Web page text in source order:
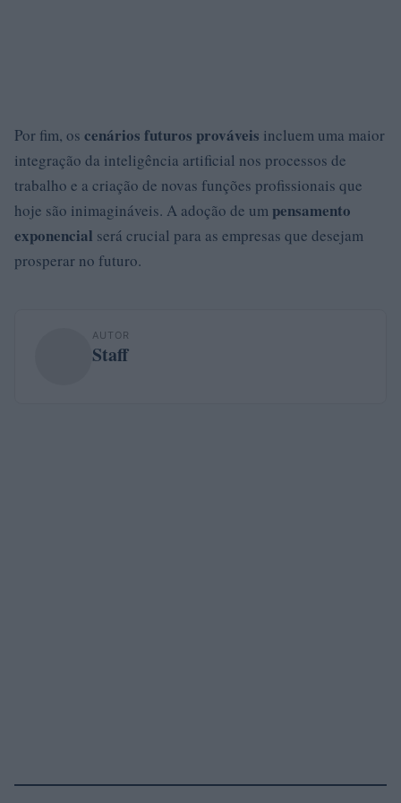
Por fim, os cenários futuros prováveis incluem uma maior
integração da inteligência artificial nos processos de
trabalho e a criação de novas funções profissionais que
hoje são inimagináveis. A adoção de um pensamento
exponencial será crucial para as empresas que desejam
prosperar no futuro.
AUTOR
Staff